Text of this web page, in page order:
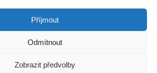
Příjmout
Odmítnout
Zobrazit předvolby
NEZÁVAZNOU POPTÁVKU